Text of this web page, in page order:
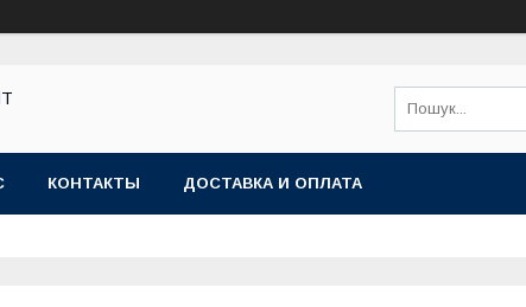
КОНТАКТЫ ДОСТАВКА И ОПЛАТА